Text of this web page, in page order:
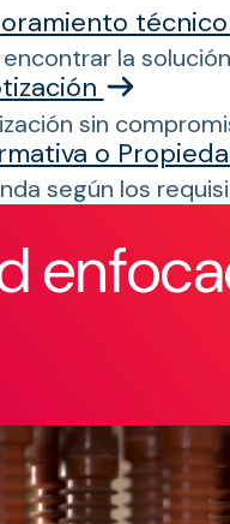
técnico
la
sin
o
según los